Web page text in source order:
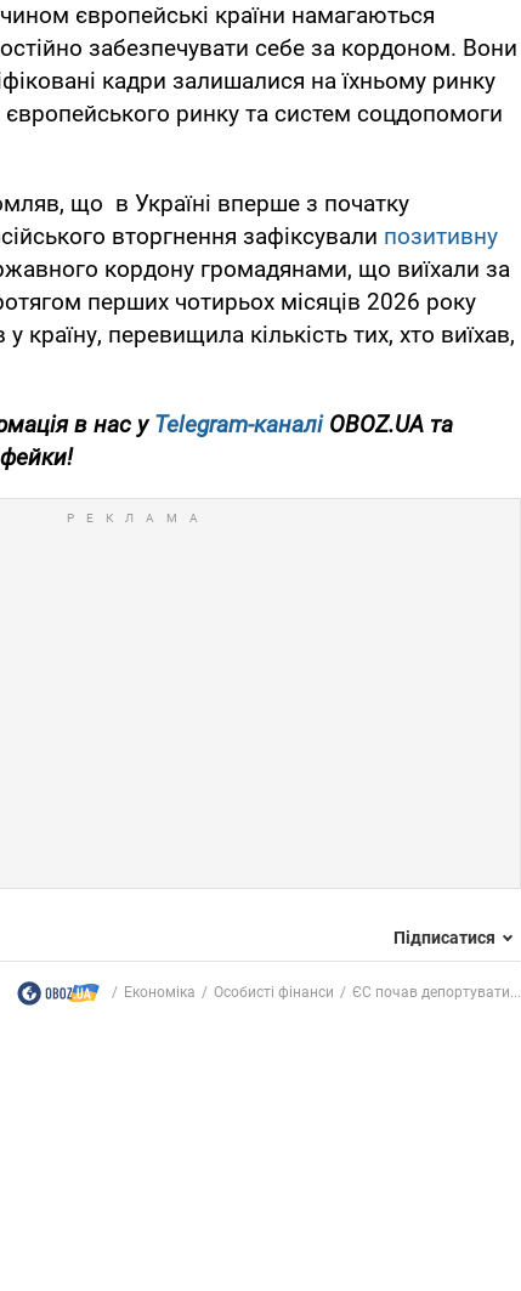
європейські країни намагаються
забезпечувати себе за кордоном. Вони
кадри залишалися на їхньому ринку
ринку та систем соцдопомоги
що в Україні вперше з початку
вторгнення зафіксували позитивну
кордону громадянами, що виїхали за
перших чотирьох місяців 2026 року
у країну, перевищила кількість тих, хто виїхав,
в нас уTelegram-каналіOBOZ.UA та
Підписатися
Економіка Особисті фінанси ЄС почав депортувати...